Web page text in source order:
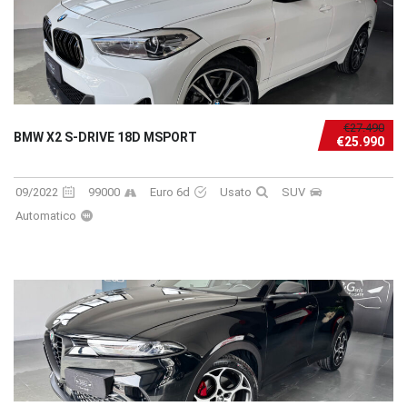
€27.490
€25.990
BMW X2 S-DRIVE 18D MSPORT
09/2022 99000 Euro 6d Usato
SUV
Automatico